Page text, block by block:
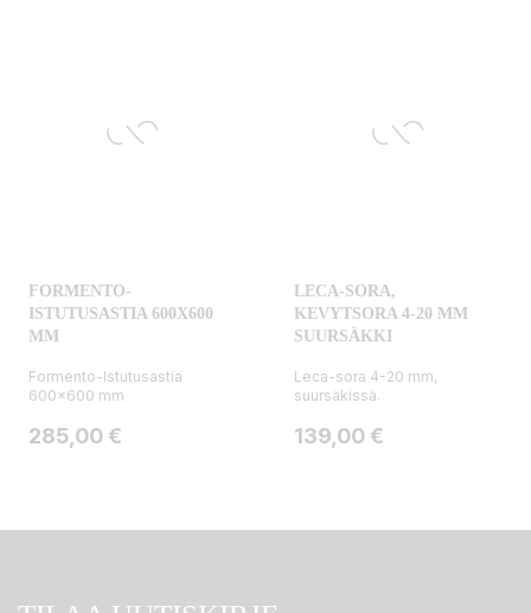
FORMENTO-
ISTUTUSASTIA 600X600
MM
Formento-Istutusastia
600x600 mm
Hinta
285,00 €
LECA-SORA,
KEVYTSORA 4-20 MM
SUURSÄKKI
Leca-sora 4-20 mm,
suursäkissä.
Hinta
139,00 €